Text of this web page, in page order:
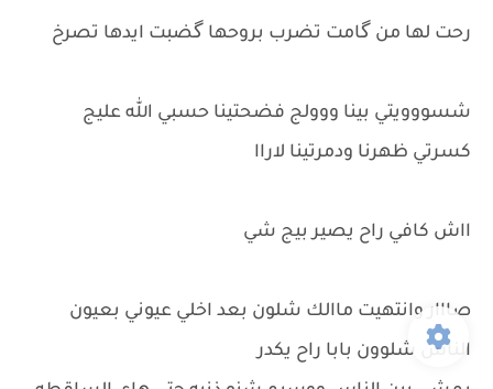
رحت لها من گامت تضرب بروحها گضبت ايدها تصرخ
شسووويتي بينا ووولج فضحتينا حسبي الله عليج
كسرتي ظهرنا ودمرتينا لاراا
ااش كافي راح يصير بيج شي
صااار وانتهيت ماالك شلون بعد اخلي عيوني بعيون
الناس شلوون بابا راح يكدر